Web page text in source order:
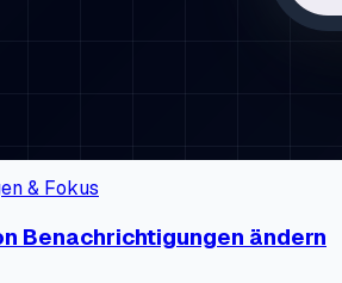
& Fokus
Benachrichtigungen ändern